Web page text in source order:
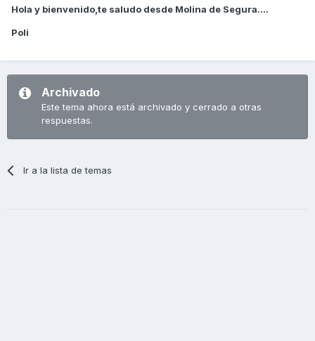
Hola y bienvenido,te saludo desde Molina de Segura....
Poli
Archivado
Este tema ahora está archivado y cerrado a otras
respuestas.
Ir a la lista de temas